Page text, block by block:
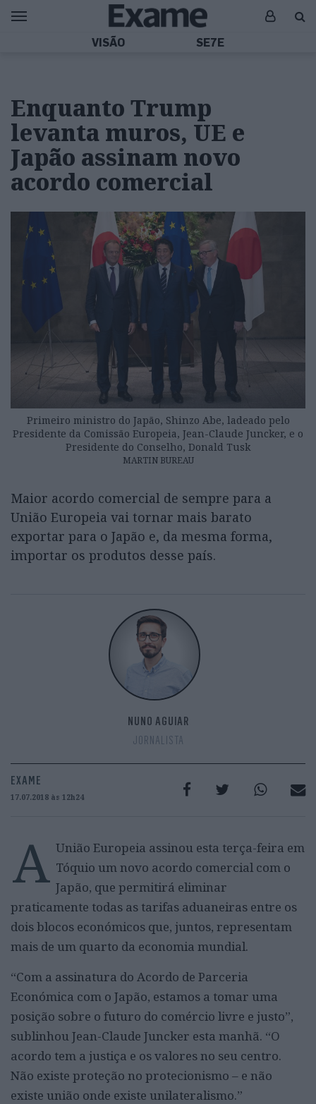
VISÃO SE7E
Enquanto Trump
levanta muros, UE e
Japão assinam novo
acordo comercial
Primeiro ministro do Japão, Shinzo Abe, ladeado pelo
Presidente da Comissão Europeia, Jean-Claude Juncker, e o
Presidente do Conselho, Donald Tusk
MARTIN BUREAU
Maior acordo comercial de sempre para a
União Europeia vai tornar mais barato
exportar para o Japão e, da mesma forma,
importar os produtos desse país.
NUNO AGUIAR
JORNALISTA
EXAME
17.07.2018 às 12h24
A União Europeia assinou esta terça-feira em
Tóquio um novo acordo comercial com o
Japão, que permitirá eliminar
praticamente todas as tarifas aduaneiras entre os
dois blocos económicos que, juntos, representam
mais de um quarto da economia mundial.
“Com a assinatura do Acordo de Parceria
Económica com o Japão, estamos a tomar uma
posição sobre o futuro do comércio livre e justo”,
sublinhou Jean-Claude Juncker esta manhã. “O
acordo tem a justiça e os valores no seu centro.
Não existe proteção no protecionismo – e não
existe união onde existe unilateralismo.”